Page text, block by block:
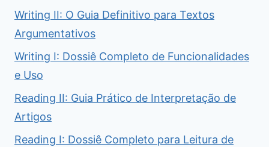
Writing II: O Guia Definitivo para Textos
Argumentativos
Writing I: Dossiê Completo de Funcionalidades
e Uso
Reading II: Guia Prático de Interpretação de
Artigos
Reading I: Dossiê Completo para Leitura de